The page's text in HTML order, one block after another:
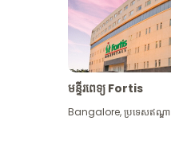
មន្ទីរពេទ្យ Fortis
Bangalore,ប្រទេសឥណ្ឌា